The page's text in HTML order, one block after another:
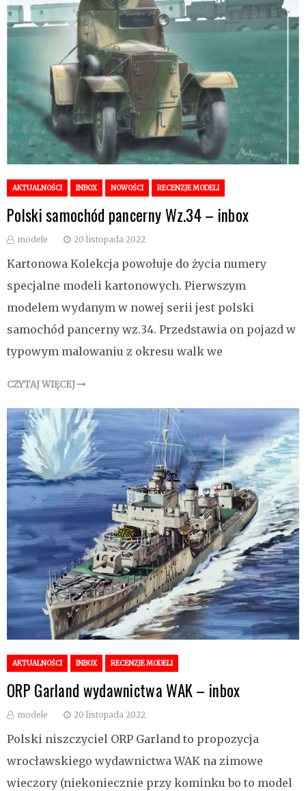
AKTUALNOŚCI INBOX NOWOŚCI RECENZJE MODELI
Polski samochód pancerny Wz.34 – inbox
modele 20 listopada 2022
Kartonowa Kolekcja powołuje do życia numery
specjalne modeli kartonowych. Pierwszym
modelem wydanym w nowej serii jest polski
samochód pancerny wz.34. Przedstawia on pojazd w
typowym malowaniu z okresu walk we
CZYTAJ WIĘCEJ
AKTUALNOŚCI INBOX RECENZJE MODELI
ORP Garland wydawnictwa WAK – inbox
modele 20 listopada 2022
Polski niszczyciel ORP Garland to propozycja
wrocławskiego wydawnictwa WAK na zimowe
wieczory (niekoniecznie przy kominku bo to model